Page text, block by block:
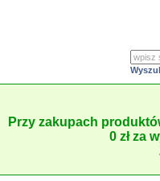
Przy zakupach
0 zł za